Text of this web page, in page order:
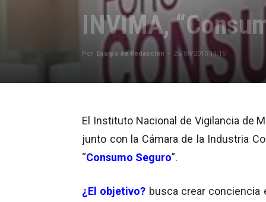
INVIMA,
Por Equipo de Redacción - 26/08/2015 14:15
El Instituto Nacional de Vigilancia de
junto con la Cámara de la Industria
“Consumo Seguro”.
¿El objetivo? busca crear conciencia